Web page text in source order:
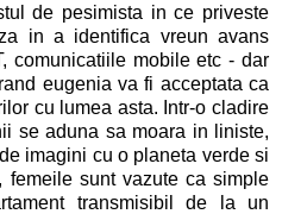
de pesimista in ce priveste
in a identifica vreun avans
comunicatiile mobile etc - dar
eugenia va fi acceptata ca
cu lumea asta. Intr-o cladire
se aduna sa moara in liniste,
imagini cu o planeta verde si
femeile sunt vazute ca simple
transmisibil de la un